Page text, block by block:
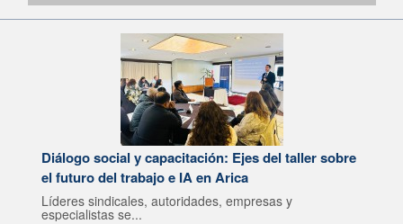
Diálogo social y capacitación: Ejes del taller sobre
el futuro del trabajo e IA en Arica
Líderes sindicales, autoridades, empresas y
especialistas se...